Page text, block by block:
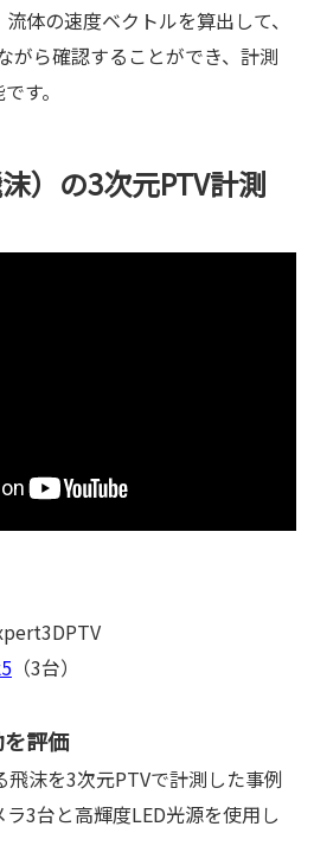
体の速度ベクトルを算出して、
がら確認することができ、計測
す。
）の3次元PTV計測
（3台）
評価
飛沫を3次元PTVで計測した事例
3台と高輝度LED光源を使用し